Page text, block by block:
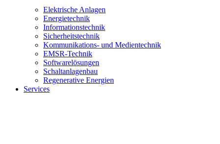
Elektrische Anlagen
Energietechnik
Informationstechnik
Sicherheitstechnik
Kommunikations- und Medientechnik
EMSR-Technik
Softwarelösungen
Schaltanlagenbau
Regenerative Energien
Services